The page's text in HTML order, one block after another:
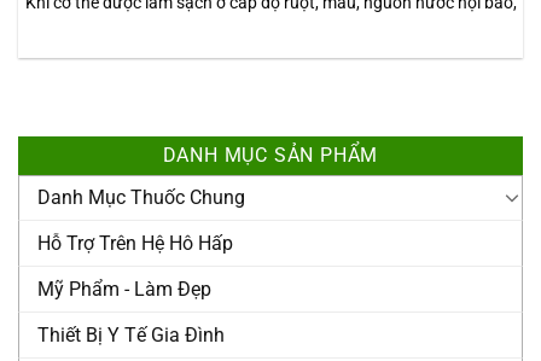
DANH MỤC SẢN PHẨM
Danh Mục Thuốc Chung
Hỗ Trợ Trên Hệ Hô Hấp
Mỹ Phẩm - Làm Đẹp
Thiết Bị Y Tế Gia Đình